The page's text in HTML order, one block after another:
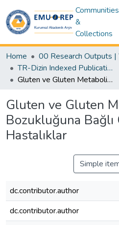
Communities
&
Collections
Home
TR-Dizin Indexed Publications Collection
Gluten ve Gluten Metabolizması Bozukluğuna Bağlı Oluşan Hastalıklar
Gluten ve Gluten
Bozukluğuna Bağlı
Hastalıklar
Simple
dc.contributor.author
dc.contributor.author